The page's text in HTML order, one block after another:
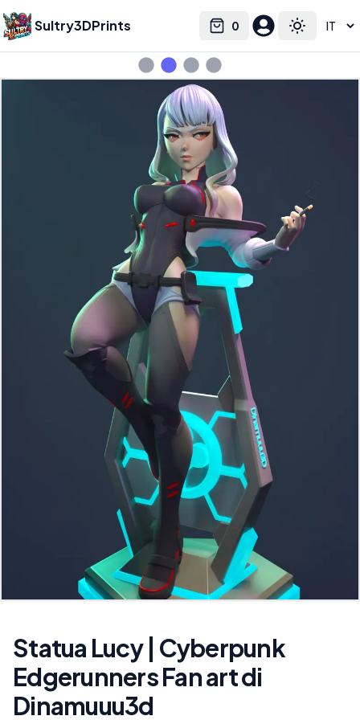
Sultry3DPrints 0
Cart Toggle
Select language
Statua Lucy | Cyberpunk
Edgerunners Fan art di
Dinamuuu3d